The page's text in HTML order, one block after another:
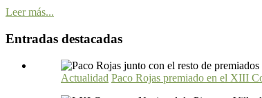
Leer más...
Entradas destacadas
Actualidad Paco Rojas premiado en el XIII